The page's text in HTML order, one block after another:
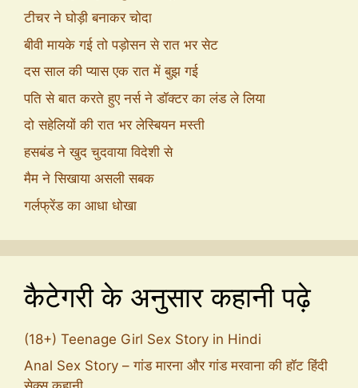
टीचर ने घोड़ी बनाकर चोदा
बीवी मायके गई तो पड़ोसन से रात भर सेट
दस साल की प्यास एक रात में बुझ गई
पति से बात करते हुए नर्स ने डॉक्टर का लंड ले लिया
दो सहेलियों की रात भर लेस्बियन मस्ती
हसबंड ने खुद चुदवाया विदेशी से
मैम ने सिखाया असली सबक
गर्लफ्रेंड का आधा धोखा
कैटेगरी के अनुसार कहानी पढ़े
(18+) Teenage Girl Sex Story in Hindi
Anal Sex Story – गांड मारना और गांड मरवाना की हॉट हिंदी